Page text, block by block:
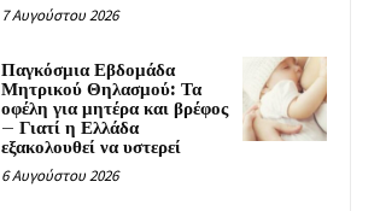
7 Αυγούστου 2026
Παγκόσμια Εβδομάδα
Μητρικού Θηλασμού: Τα
οφέλη για μητέρα και βρέφος
– Γιατί η Ελλάδα
εξακολουθεί να υστερεί
6 Αυγούστου 2026